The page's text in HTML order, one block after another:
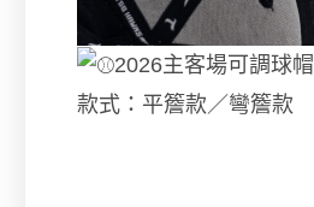
2026主客場可調球帽
款式：平簷款／彎簷款